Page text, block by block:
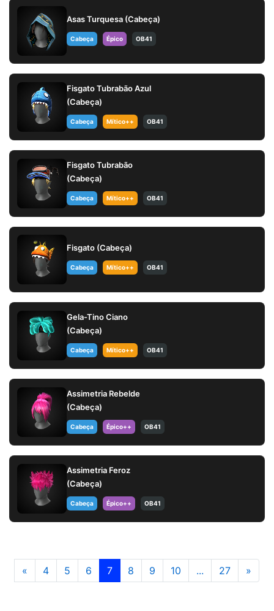
Asas Turquesa (Cabeça)
Cabeça Épico OB41
Fisgato Tubrabão Azul
(Cabeça)
Cabeça Mítico++ OB41
Fisgato Tubrabão
(Cabeça)
Cabeça Mítico++ OB41
Fisgato (Cabeça)
Cabeça Mítico++ OB41
Gela-Tino Ciano
(Cabeça)
Cabeça Mítico++ OB41
Assimetria Rebelde
(Cabeça)
Cabeça Épico++ OB41
Assimetria Feroz
(Cabeça)
Cabeça Épico++ OB41
« 4 5 6 7 8 9 10 ... 27 »